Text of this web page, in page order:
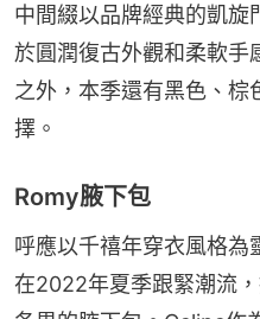
中間綴以品牌經典的凱旋
於圓潤復古外觀和柔軟手
之外，本季還有黑色、棕
擇。
Romy腋下包
呼應以千禧年穿衣風格
在2022年夏季跟緊潮流